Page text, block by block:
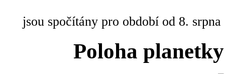
jsou spočítány pro období od 8.
Poloha